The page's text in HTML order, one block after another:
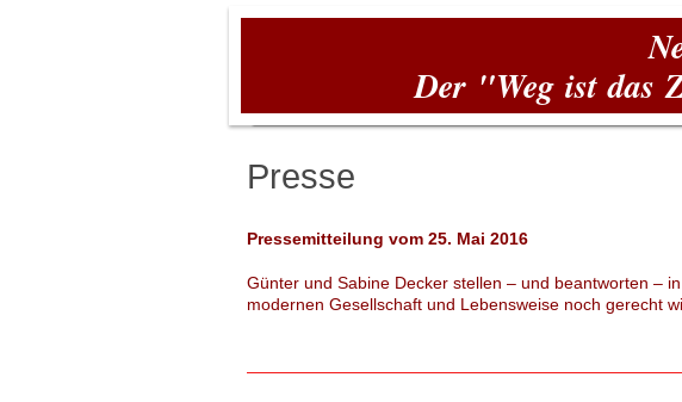
Der "Weg ist das
Presse
Pressemitteilung vom 25. Mai 2016
Günter und Sabine Decker stellen – und beantworten –
modernen Gesellschaft und Lebensweise noch gerecht